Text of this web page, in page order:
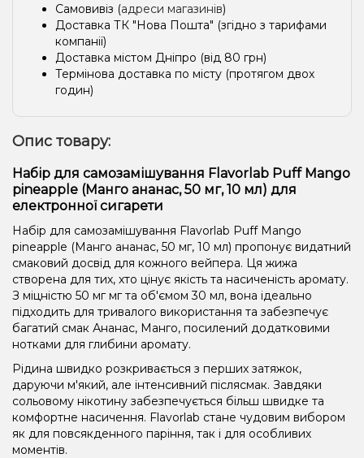
Самовивіз (адреси магазинів)
Доставка ТК "Нова Пошта" (згідно з тарифами
компанії)
Доставка містом Дніпро (від 80 грн)
Термінова доставка по місту (протягом двох
годин)
Опис товару:
Набір для самозамішування Flavorlab Puff Mango
pineapple (Манго ананас, 50 ​​мг, 10 мл) для
електронної сигарети
Набір для самозамішування Flavorlab Puff Mango
pineapple (Манго ананас, 50 ​​мг, 10 мл) пропонує видатний
смаковий досвід для кожного вейпера. Ця жижа
створена для тих, хто цінує якість та насиченість аромату.
З міцністю 50 мг мг та об'ємом 30 мл, вона ідеально
підходить для тривалого використання та забезпечує
багатий смак Ананас, Манго, посилений додатковими
нотками для глибини аромату.
Рідина швидко розкривається з перших затяжок,
даруючи м'який, але інтенсивний післясмак. Завдяки
сольовому нікотину забезпечується більш швидке та
комфортне насичення. Flavorlab стане чудовим вибором
як для повсякденного паріння, так і для особливих
моментів.